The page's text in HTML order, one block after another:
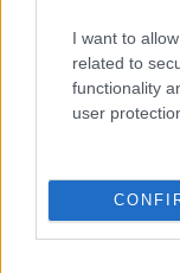
I want to
related to
functionality
user
BEST OF